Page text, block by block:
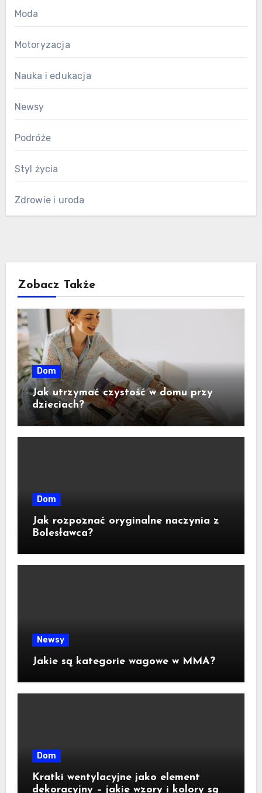
Moda
Motoryzacja
Nauka i edukacja
Newsy
Podróże
Styl życia
Zdrowie i uroda
Zobacz Także
Dom
Jak utrzymać czystość w domu przy
dzieciach?
Dom
Jak rozpoznać oryginalne naczynia z
Bolesławca?
Newsy
Jakie są kategorie wagowe w MMA?
Dom
Kratki wentylacyjne jako element
dekoracyjny – jakie wzory i kolory są